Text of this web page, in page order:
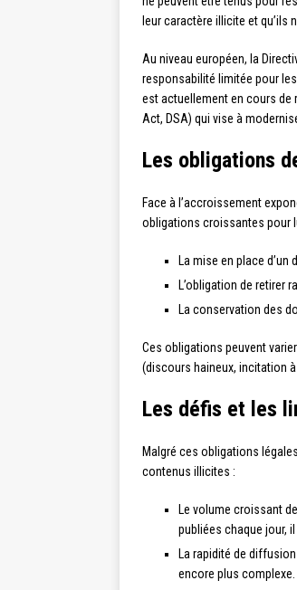
leur caractère illicite et qu’ils
Au niveau européen, la
responsabilité limitée pour
est actuellement en cours de
Act, DSA) qui vise à
Les obligations
Face à l’accroissement
obligations croissantes pour
La mise en place
L’obligation de retirer
La conservation des
Ces obligations peuvent
(discours haineux, incitation
Les défis et les
Malgré ces obligations
contenus illicites :
Le volume croissant
publiées chaque jour,
La rapidité de
encore plus complexe.